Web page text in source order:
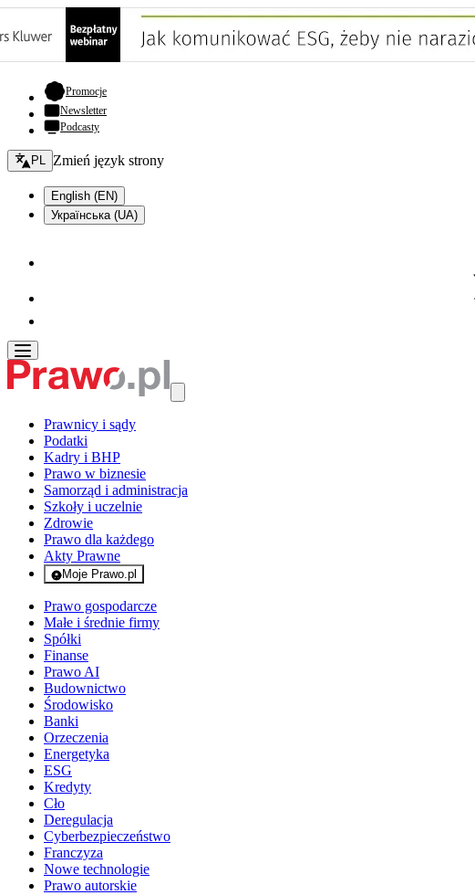
Promocje- otwiera się w nowej karcie
Newsletter
Podcasty
Zmień język - bieżący:
PL Zmień język strony
English (EN)
Українська (UA)
Prawnicy i sądy
Podatki
Kadry i BHP
Prawo w biznesie
Samorząd i administracja
Szkoły i uczelnie
Zdrowie
Prawo dla każdego
Akty Prawne
Moje Prawo.pl
- rejestracja i logowanie do serwisu
Prawo gospodarcze
Małe i średnie firmy
Spółki
Finanse
Prawo AI
Budownictwo
Środowisko
Banki
Orzeczenia
Energetyka
ESG
Kredyty
Cło
Deregulacja
Cyberbezpieczeństwo
Franczyza
Nowe technologie
Prawo autorskie